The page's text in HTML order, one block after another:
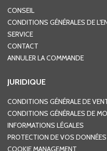
CONSEIL
CONDITIONS GÉNÉRALES DE
SERVICE
CONTACT
ANNULER LA COMMANDE
JURIDIQUE
CONDITIONS GÉNÉRALE DE
CONDITIONS GÉNÉRALES DE
INFORMATIONS LÉGALES
PROTECTION DE VOS
COOKIE MANAGEMENT